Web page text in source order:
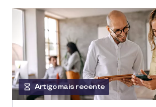
Artigo mais recente